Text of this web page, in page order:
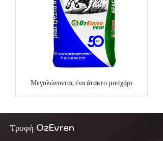
Μεγαλώνοντας ένα άτακτο μοσχάρι
Τροφή OzEvren